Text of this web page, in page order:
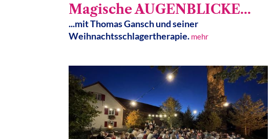
Magische AUGENBLICKE...
...mit Thomas Gansch und seiner
Weihnachtsschlagertherapie. mehr